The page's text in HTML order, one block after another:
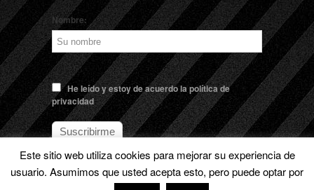
Nombre:
He leído y estoy de acuerdo la política de
privacidad
Este sitio web utiliza cookies para mejorar su experiencia de
usuario. Asumimos que usted acepta esto, pero puede optar por